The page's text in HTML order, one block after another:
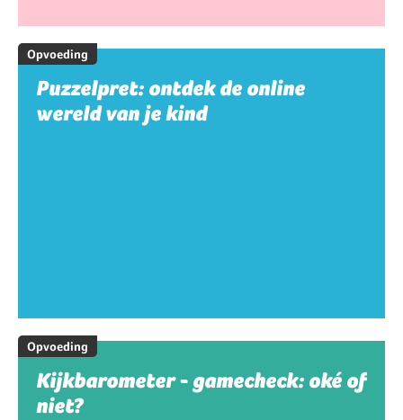
Opvoeding
Puzzelpret: ontdek de online
wereld van je kind
Opvoeding
Kijkbarometer - gamecheck: oké of
niet?